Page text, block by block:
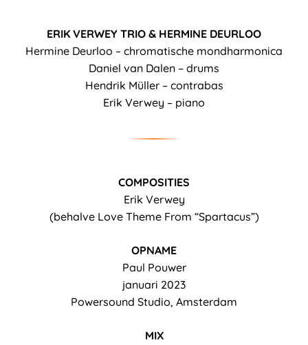
ERIK VERWEY TRIO & HERMINE DEURLOO
Hermine Deurloo – chromatische mondharmonica
Daniel van Dalen – drums
Hendrik Müller – contrabas
Erik Verwey – piano
COMPOSITIES
Erik Verwey
(behalve Love Theme From “Spartacus”)
OPNAME
Paul Pouwer
januari 2023
Powersound Studio, Amsterdam
MIX